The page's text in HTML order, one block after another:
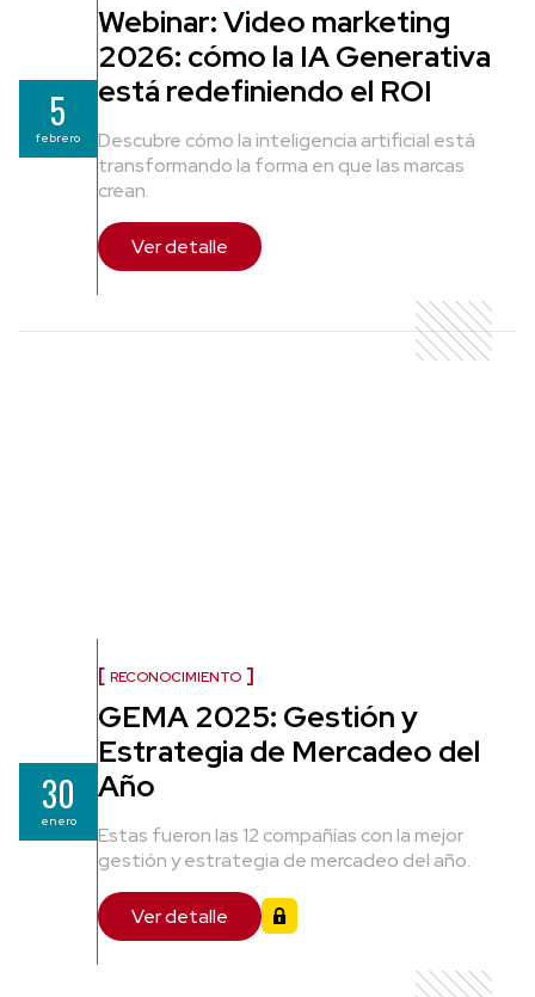
5
febrero
Webinar: Video marketing
2026: cómo la IA Generativa
está redefiniendo el ROI
Descubre cómo la inteligencia artificial está
transformando la forma en que las marcas
crean.
Ver detalle
30
enero
RECONOCIMIENTO
GEMA 2025: Gestión y
Estrategia de Mercadeo del
Año
Estas fueron las 12 compañías con la mejor
gestión y estrategia de mercadeo del año.
Ver detalle